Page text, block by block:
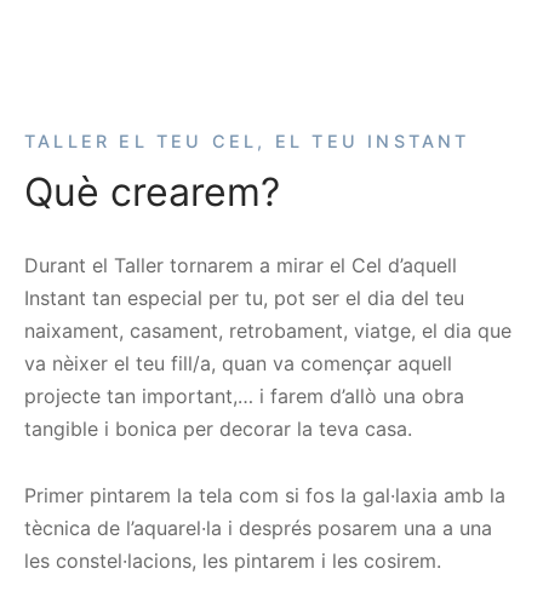
TALLER EL TEU CEL, EL TEU INSTANT
Què crearem?
Durant el Taller tornarem a mirar el Cel d’aquell
Instant tan especial per tu, pot ser el dia del teu
naixament, casament, retrobament, viatge, el dia que
va nèixer el teu fill/a, quan va començar aquell
projecte tan important,… i farem d’allò una obra
tangible i bonica per decorar la teva casa.
Primer pintarem la tela com si fos la gal·laxia amb la
tècnica de l’aquarel·la i després posarem una a una
les constel·lacions, les pintarem i les cosirem.